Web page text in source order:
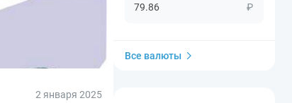
2 января 2025
₽
Все валюты